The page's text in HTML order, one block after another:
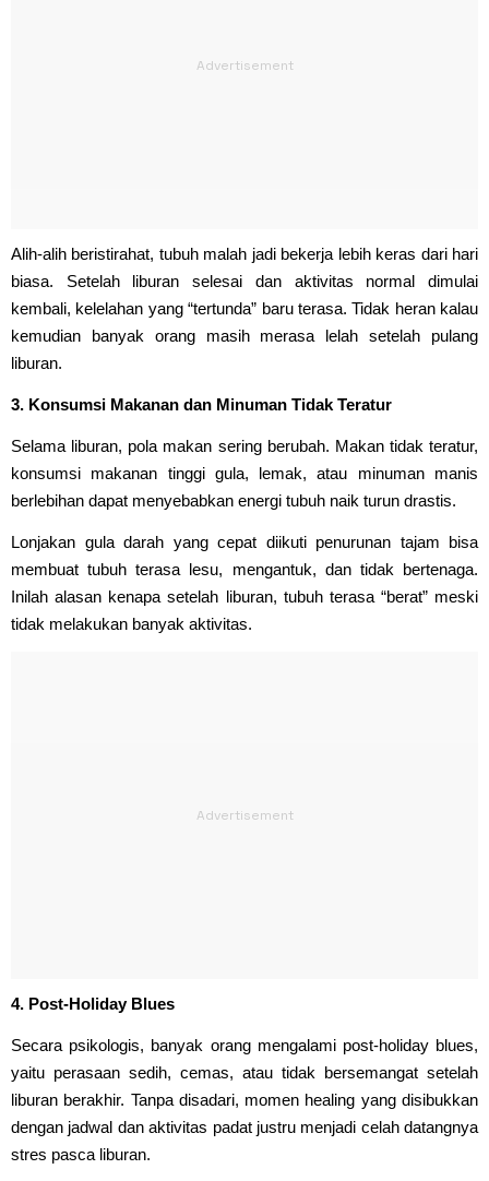
Alih-alih beristirahat, tubuh malah jadi bekerja lebih keras dari hari
biasa. Setelah liburan selesai dan aktivitas normal dimulai
kembali, kelelahan yang “tertunda” baru terasa. Tidak heran kalau
kemudian banyak orang masih merasa lelah setelah pulang
liburan.
3. Konsumsi Makanan dan Minuman Tidak Teratur
Selama liburan, pola makan sering berubah. Makan tidak teratur,
konsumsi makanan tinggi gula, lemak, atau minuman manis
berlebihan dapat menyebabkan energi tubuh naik turun drastis.
Lonjakan gula darah yang cepat diikuti penurunan tajam bisa
membuat tubuh terasa lesu, mengantuk, dan tidak bertenaga.
Inilah alasan kenapa setelah liburan, tubuh terasa “berat” meski
tidak melakukan banyak aktivitas.
4. Post-Holiday Blues
Secara psikologis, banyak orang mengalami post-holiday blues,
yaitu perasaan sedih, cemas, atau tidak bersemangat setelah
liburan berakhir. Tanpa disadari, momen healing yang disibukkan
dengan jadwal dan aktivitas padat justru menjadi celah datangnya
stres pasca liburan.